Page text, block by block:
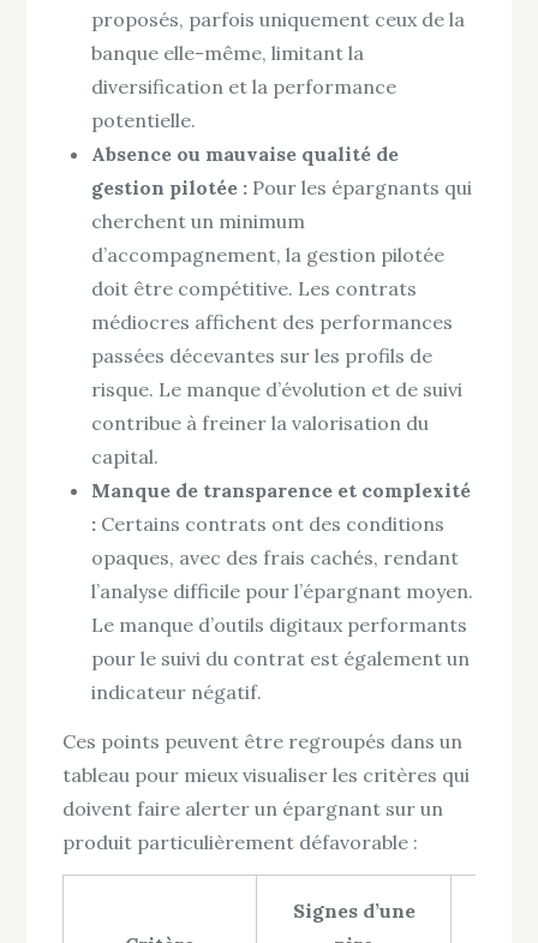
proposés, parfois uniquement ceux de la
banque elle-même, limitant la
diversification et la performance
potentielle.
Absence ou mauvaise qualité de
gestion pilotée : Pour les épargnants qui
cherchent un minimum
d’accompagnement, la gestion pilotée
doit être compétitive. Les contrats
médiocres affichent des performances
passées décevantes sur les profils de
risque. Le manque d’évolution et de suivi
contribue à freiner la valorisation du
capital.
Manque de transparence et complexité
: Certains contrats ont des conditions
opaques, avec des frais cachés, rendant
l’analyse difficile pour l’épargnant moyen.
Le manque d’outils digitaux performants
pour le suivi du contrat est également un
indicateur négatif.
Ces points peuvent être regroupés dans un
tableau pour mieux visualiser les critères qui
doivent faire alerter un épargnant sur un
produit particulièrement défavorable :
Signes d’une